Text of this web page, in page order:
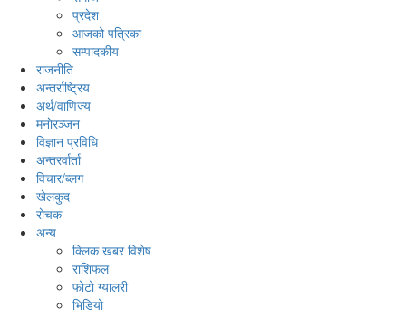
प्रदेश
आजको पत्रिका
सम्पादकीय
राजनीति
अन्तर्राष्ट्रिय
अर्थ/वाणिज्य
मनाेरञ्जन
विज्ञान प्रविधि
अन्तरर्वार्ता
विचार/ब्लग
खेलकुद
रोचक
अन्य
क्लिक खबर विशेष
राशिफल
फोटो ग्यालरी
भिडियो